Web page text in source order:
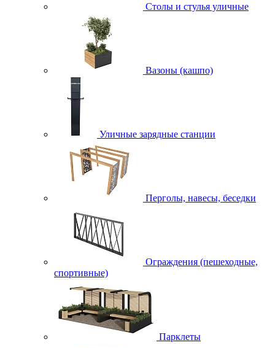
Столы и стулья уличные
Вазоны (кашпо)
Уличные зарядные станции
Перголы, навесы, беседки
Ограждения (пешеходные,
спортивные)
Парклеты